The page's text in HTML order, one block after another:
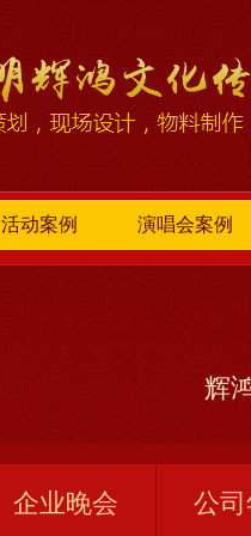
活动案例 演唱会案例
辉
企业晚会 公